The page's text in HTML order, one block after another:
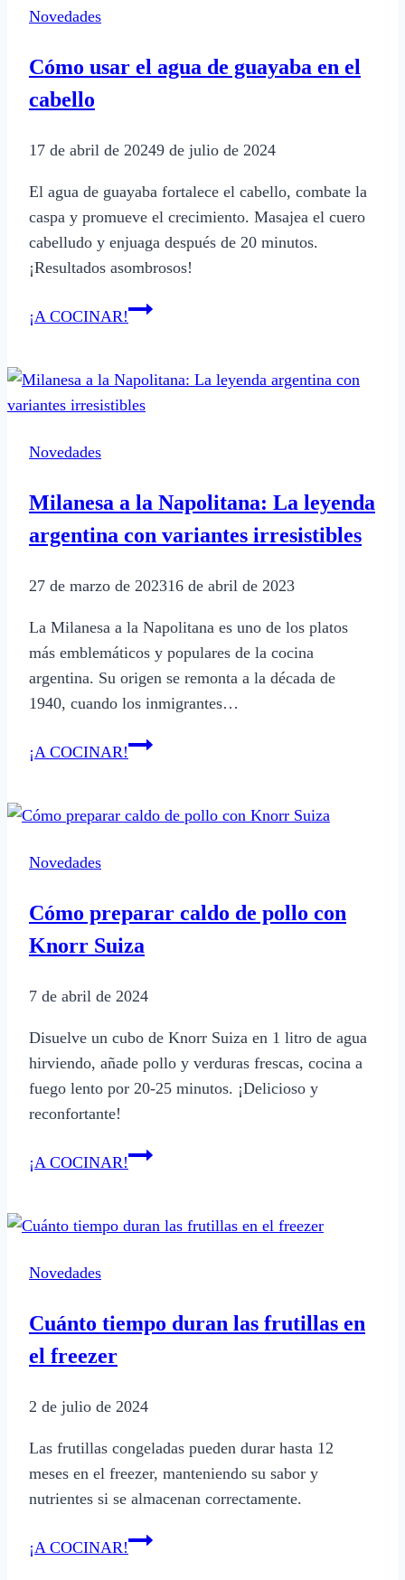
fáciles
Novedades
Cómo usar el agua de guayaba en el
cabello
17 de abril de 20249 de julio de 2024
El agua de guayaba fortalece el cabello, combate la
caspa y promueve el crecimiento. Masajea el cuero
cabelludo y enjuaga después de 20 minutos.
¡Resultados asombrosos!
¡A COCINAR!Cómo
agua
de
cabello
Novedades
Milanesa a la Napolitana: La leyenda
argentina con variantes irresistibles
27 de marzo de 202316 de abril de 2023
La Milanesa a la Napolitana es uno de los platos
más emblemáticos y populares de la cocina
argentina. Su origen se remonta a la década de
1940, cuando los inmigrantes…
¡A COCINAR!Milanesa
Napolitana:
con
variantes
Novedades
Cómo preparar caldo de pollo con
Knorr Suiza
7 de abril de 2024
Disuelve un cubo de Knorr Suiza en 1 litro de agua
hirviendo, añade pollo y verduras frescas, cocina a
fuego lento por 20-25 minutos. ¡Delicioso y
reconfortante!
¡A COCINAR!Cómo
de
Suiza
Novedades
Cuánto tiempo duran las frutillas en
el freezer
2 de julio de 2024
Las frutillas congeladas pueden durar hasta 12
meses en el freezer, manteniendo su sabor y
nutrientes si se almacenan correctamente.
¡A COCINAR!Cuánto